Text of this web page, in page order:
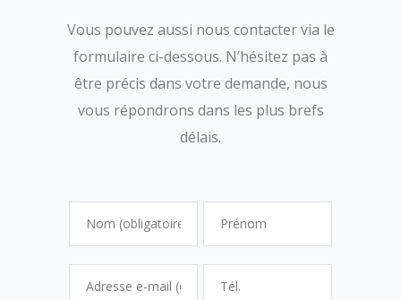
Vous pouvez aussi nous contacter via le
formulaire ci-dessous. N’hésitez pas à
être précis dans votre demande, nous
vous répondrons dans les plus brefs
délais.